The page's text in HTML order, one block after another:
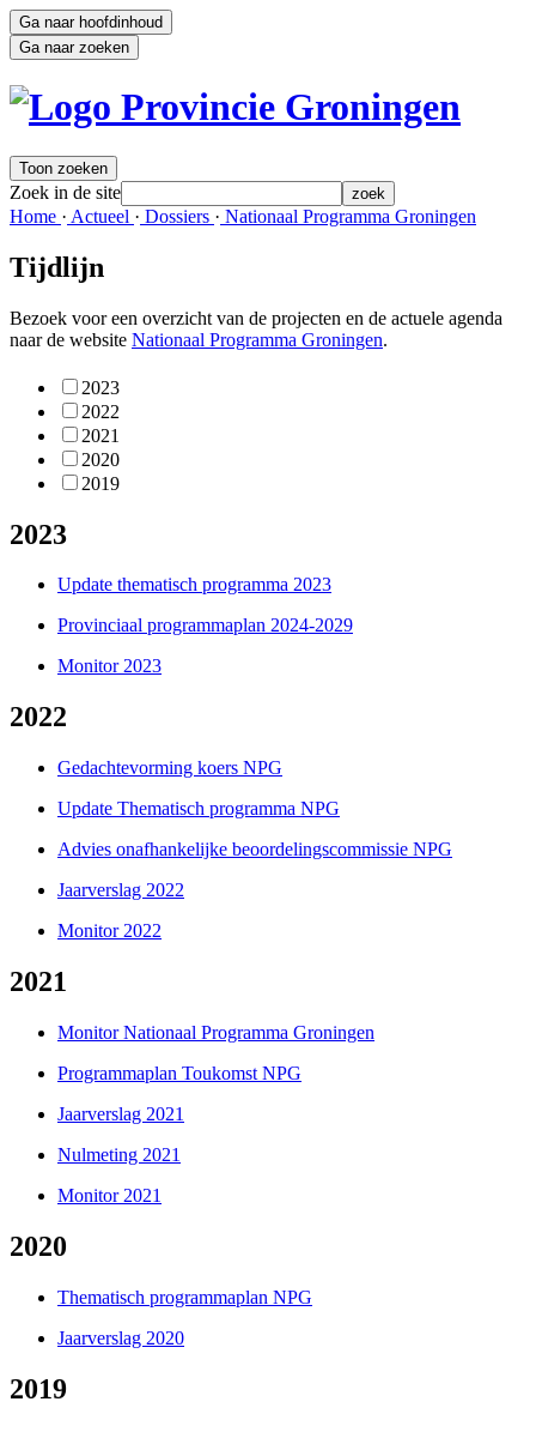
Ga naar hoofdinhoud
Ga naar zoeken
Toon zoeken
Zoek in de site zoek
Home · Actueel · Dossiers · Nationaal Programma Groningen
Tijdlijn
Bezoek voor een overzicht van de projecten en de actuele agenda
naar de website Nationaal Programma Groningen.
2023
2022
2021
2020
2019
2023
Update thematisch programma 2023
Provinciaal programmaplan 2024-2029
Monitor 2023
2022
Gedachtevorming koers NPG
Update Thematisch programma NPG
Advies onafhankelijke beoordelingscommissie NPG
Jaarverslag 2022
Monitor 2022
2021
Monitor Nationaal Programma Groningen
Programmaplan Toukomst NPG
Jaarverslag 2021
Nulmeting 2021
Monitor 2021
2020
Thematisch programmaplan NPG
Jaarverslag 2020
2019